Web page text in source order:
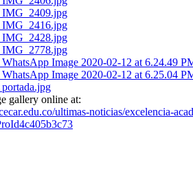
gallery online at:
ultimas-noticias/excelencia-